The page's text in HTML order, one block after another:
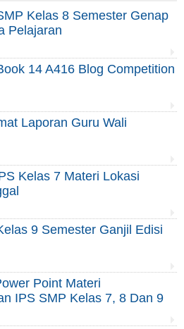
Kelas 8 Semester Genap
Pelajaran
14 A416 Blog Competition
Laporan Guru Wali
Kelas 7 Materi Lokasi
9 Semester Ganjil Edisi
Point Materi
IPS SMP Kelas 7, 8 Dan 9